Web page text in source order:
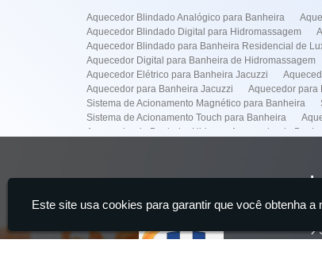
Aquecedor Blindado Analógico para Banheira
Aquecedor Blindado Digital para Hidromassagem
Aquecedor Blindado para Banheira Residencial de
Aquecedor Digital para Banheira de Hidromassagem
Aquecedor Elétrico para Banheira Jacuzzi
Aquecedor para Banheira Jacuzzi
Aquecedor para
Sistema de Acionamento Magnético para Banheira
Sistema de Acionamento Touch para Banheira
Aquecedor de Banheira Hidro
Aquecedor de
Manutenção de Banheira de Hidro
Manutenção de
Manutenção Banheira Spa na Faria Lima
Este site usa cookies para garantir que você obtenha a